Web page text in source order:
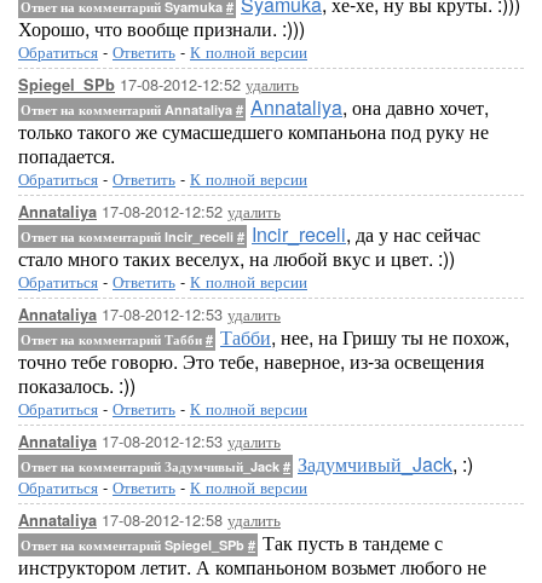
Ответ на комментарий Syamuka #
Хорошо, что вообще признали. :)))
Обратиться - Ответить - К полной версии
Spiegel_SPb 17-08-2012-12:52 удалить
Ответ на комментарий Annataliya # Annataliya, она давно хочет,
только такого же сумасшедшего компаньона под руку не
попадается.
Обратиться - Ответить - К полной версии
Annataliya 17-08-2012-12:52 удалить
Ответ на комментарий Incir_receli # Incir_receli, да у нас сейчас
стало много таких веселух, на любой вкус и цвет. :))
Обратиться - Ответить - К полной версии
Annataliya 17-08-2012-12:53 удалить
Ответ на комментарий Табби # Табби, нее, на Гришу ты не похож,
точно тебе говорю. Это тебе, наверное, из-за освещения
показалось. :))
Обратиться - Ответить - К полной версии
Annataliya 17-08-2012-12:53 удалить
Ответ на комментарий Задумчивый_Jack # Задумчивый_Jack, :)
Обратиться - Ответить - К полной версии
Annataliya 17-08-2012-12:58 удалить
Ответ на комментарий Spiegel_SPb # Так пусть в тандеме с
инструктором летит. А компаньоном возьмет любого не